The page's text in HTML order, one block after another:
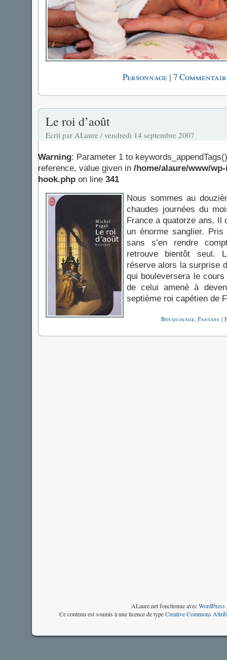
Personnage | 7
Le roi d’août
Ecrit par ALaure / vendredi 14 septembre 2007
Warning: Parameter 1 to
reference, value given in /home/alaure/www/
hook.php on line 341
Nous sommes au
chaudes journées du
France a quatorze ans. Il
un énorme sanglier.
sans s’en rendre
retrouve bientôt
réserve alors la surprise
qui bouleversera le
de celui amené à
septième roi capétien de
Bouquinage, Fantasy |
ALaure.net fonctionne avecWordPress
Ce contenu est soumis à une licence de typeCreative Commons